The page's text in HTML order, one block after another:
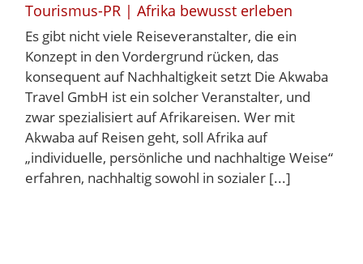
Tourismus-PR | Afrika bewusst erleben
Es gibt nicht viele Reiseveranstalter, die ein
Konzept in den Vordergrund rücken, das
konsequent auf Nachhaltigkeit setzt Die Akwaba
Travel GmbH ist ein solcher Veranstalter, und
zwar spezialisiert auf Afrikareisen. Wer mit
Akwaba auf Reisen geht, soll Afrika auf
„individuelle, persönliche und nachhaltige Weise“
erfahren, nachhaltig sowohl in sozialer [...]